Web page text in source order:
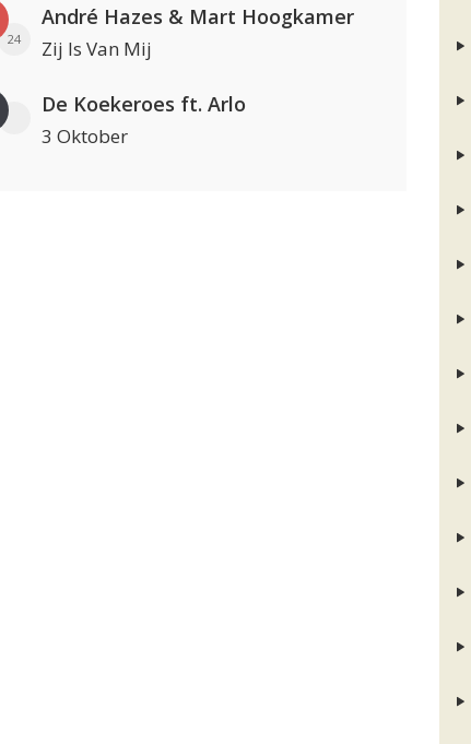
24
André Hazes & Mart Hoogkamer
Zij Is Van Mij
De Koekeroes ft. Arlo
3 Oktober